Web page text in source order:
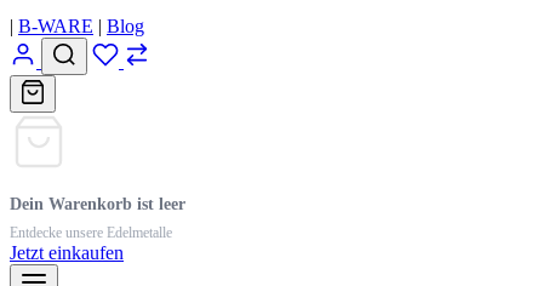
| B-WARE | Blog
Dein Warenkorb ist leer
Entdecke unsere Edelmetalle
Jetzt einkaufen